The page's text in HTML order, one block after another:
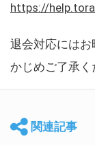
https://
退会対応には
かじめご了承く
関連記事